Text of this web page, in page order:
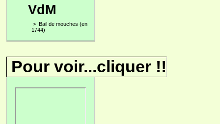
VdM
> Bail de mouches (en
1744)
Pour voir...cliquer !!